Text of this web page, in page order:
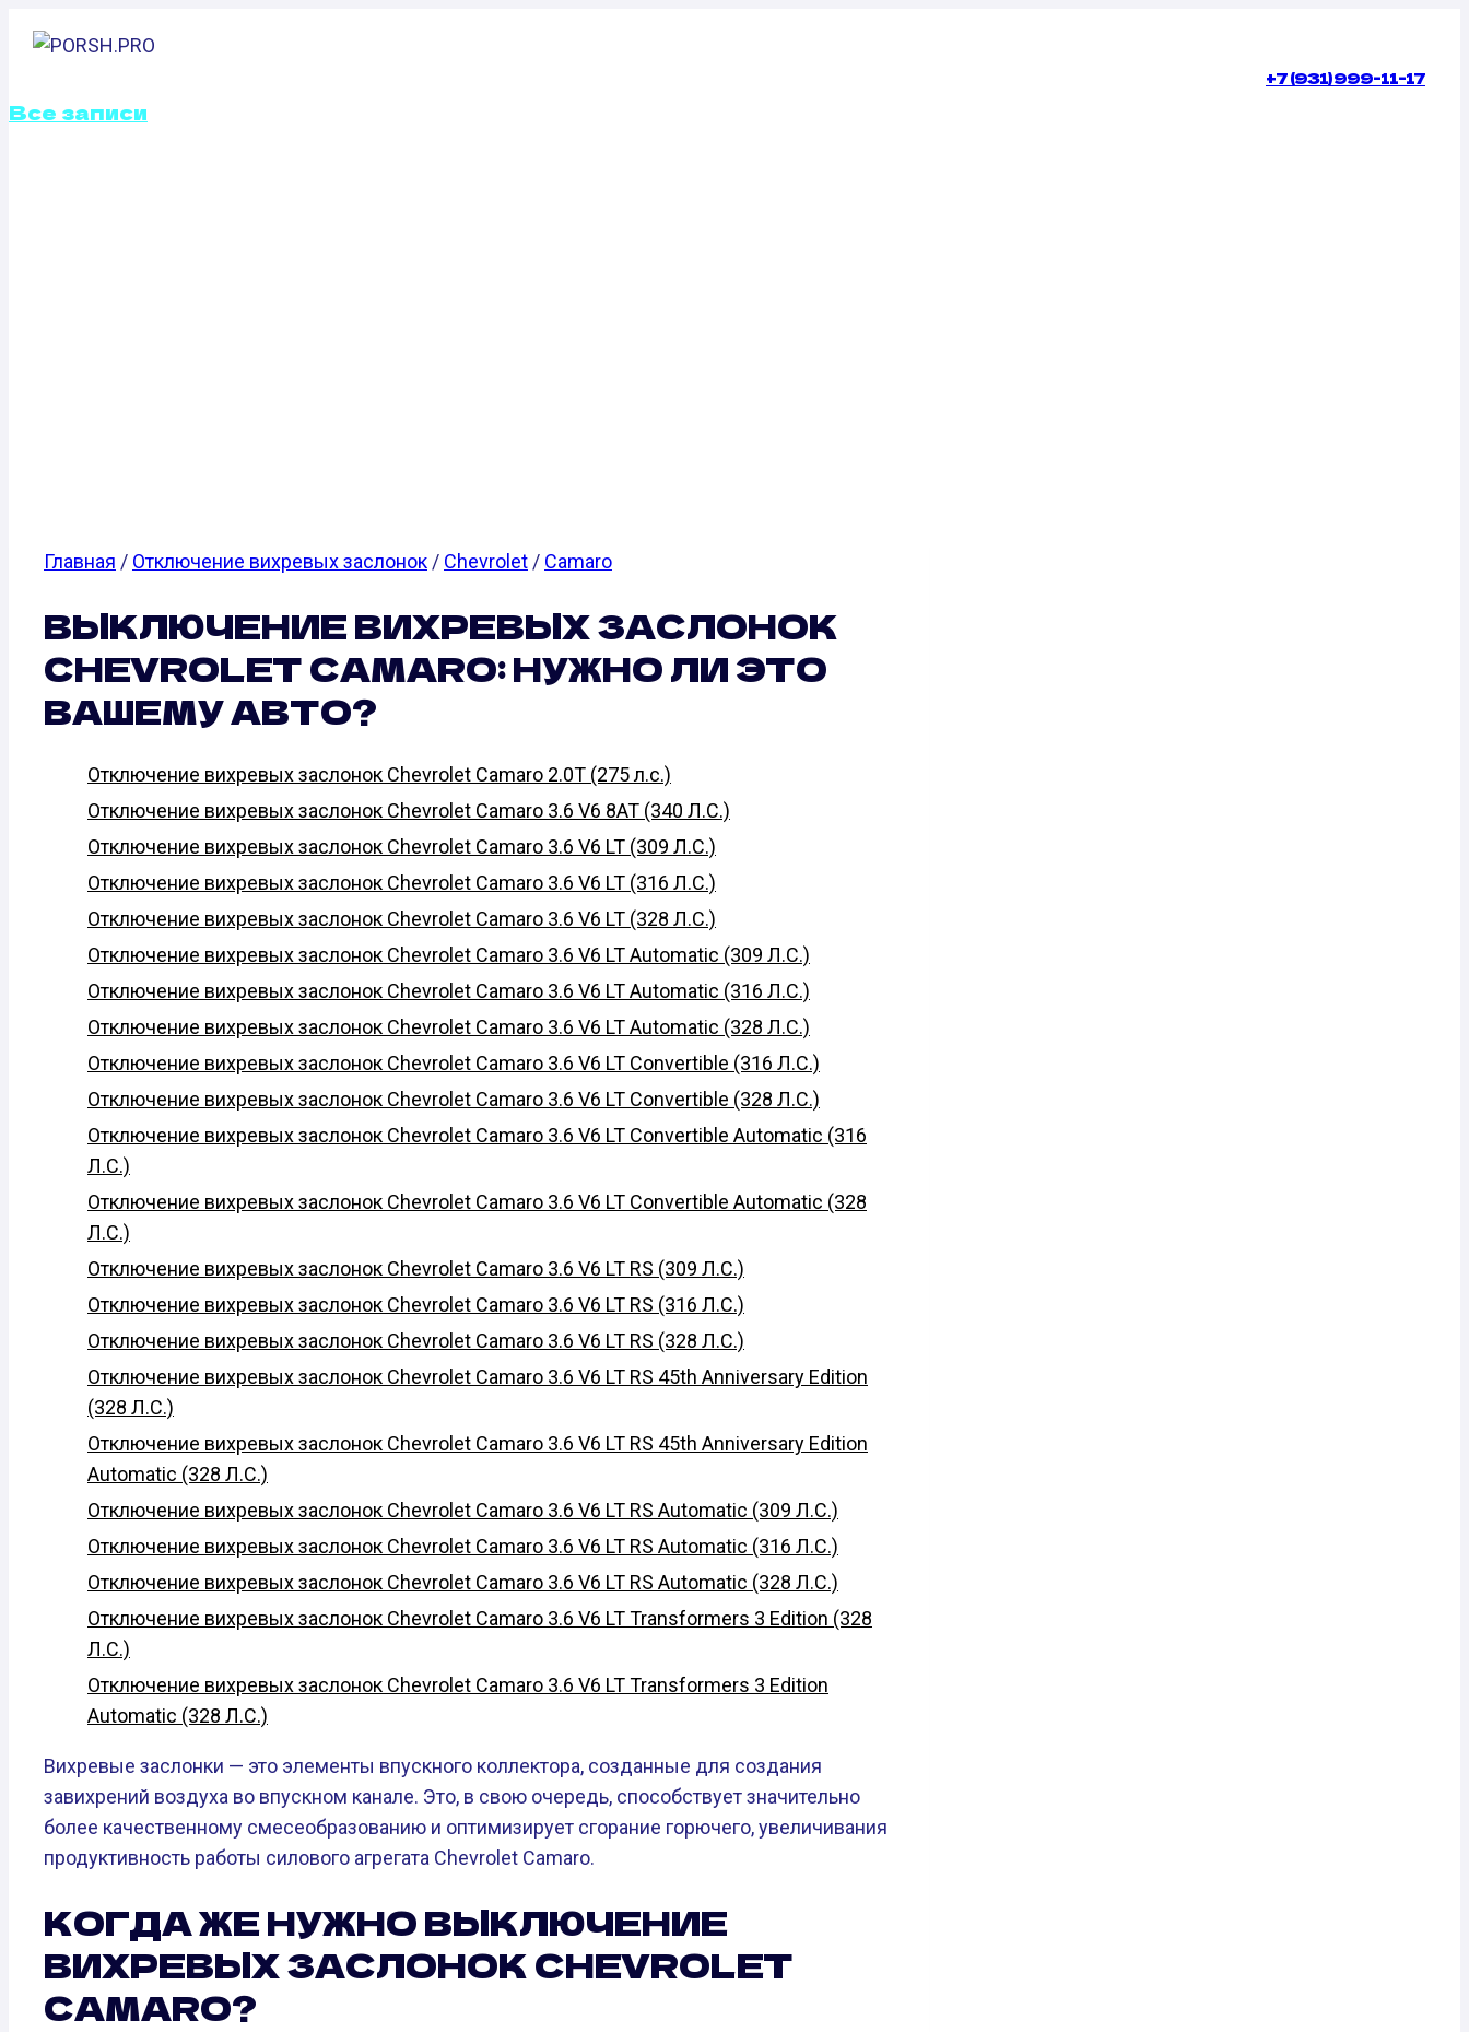
+7 (931) 999-11-17
Все записи
Главная / Отключение вихревых заслонок / Chevrolet / Camaro
ВЫКЛЮЧЕНИЕ ВИХРЕВЫХ ЗАСЛОНОК
CHEVROLET CAMARO: НУЖНО ЛИ ЭТО
ВАШЕМУ АВТО?
Отключение вихревых заслонок Chevrolet Camaro 2.0T (275 л.с.)
Отключение вихревых заслонок Chevrolet Camaro 3.6 V6 8AT (340 Л.С.)
Отключение вихревых заслонок Chevrolet Camaro 3.6 V6 LT (309 Л.С.)
Отключение вихревых заслонок Chevrolet Camaro 3.6 V6 LT (316 Л.С.)
Отключение вихревых заслонок Chevrolet Camaro 3.6 V6 LT (328 Л.С.)
Отключение вихревых заслонок Chevrolet Camaro 3.6 V6 LT Automatic (309 Л.С.)
Отключение вихревых заслонок Chevrolet Camaro 3.6 V6 LT Automatic (316 Л.С.)
Отключение вихревых заслонок Chevrolet Camaro 3.6 V6 LT Automatic (328 Л.С.)
Отключение вихревых заслонок Chevrolet Camaro 3.6 V6 LT Convertible (316 Л.С.)
Отключение вихревых заслонок Chevrolet Camaro 3.6 V6 LT Convertible (328 Л.С.)
Отключение вихревых заслонок Chevrolet Camaro 3.6 V6 LT Convertible Automatic (316
Л.С.)
Отключение вихревых заслонок Chevrolet Camaro 3.6 V6 LT Convertible Automatic (328
Л.С.)
Отключение вихревых заслонок Chevrolet Camaro 3.6 V6 LT RS (309 Л.С.)
Отключение вихревых заслонок Chevrolet Camaro 3.6 V6 LT RS (316 Л.С.)
Отключение вихревых заслонок Chevrolet Camaro 3.6 V6 LT RS (328 Л.С.)
Отключение вихревых заслонок Chevrolet Camaro 3.6 V6 LT RS 45th Anniversary Edition
(328 Л.С.)
Отключение вихревых заслонок Chevrolet Camaro 3.6 V6 LT RS 45th Anniversary Edition
Automatic (328 Л.С.)
Отключение вихревых заслонок Chevrolet Camaro 3.6 V6 LT RS Automatic (309 Л.С.)
Отключение вихревых заслонок Chevrolet Camaro 3.6 V6 LT RS Automatic (316 Л.С.)
Отключение вихревых заслонок Chevrolet Camaro 3.6 V6 LT RS Automatic (328 Л.С.)
Отключение вихревых заслонок Chevrolet Camaro 3.6 V6 LT Transformers 3 Edition (328
Л.С.)
Отключение вихревых заслонок Chevrolet Camaro 3.6 V6 LT Transformers 3 Edition
Automatic (328 Л.С.)
Вихревые заслонки — это элементы впускного коллектора, созданные для создания
завихрений воздуха во впускном канале. Это, в свою очередь, способствует значительно
более качественному смесеобразованию и оптимизирует сгорание горючего, увеличивания
продуктивность работы силового агрегата Chevrolet Camaro.
КОГДА ЖЕ НУЖНО ВЫКЛЮЧЕНИЕ
ВИХРЕВЫХ ЗАСЛОНОК CHEVROLET
CAMARO?